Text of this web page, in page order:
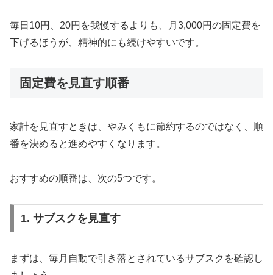
毎日10円、20円を我慢するよりも、月3,000円の固定費を
下げるほうが、精神的にも続けやすいです。
固定費を見直す順番
家計を見直すときは、やみくもに節約するのではなく、順
番を決めると進めやすくなります。
おすすめの順番は、次の5つです。
1. サブスクを見直す
まずは、毎月自動で引き落とされているサブスクを確認し